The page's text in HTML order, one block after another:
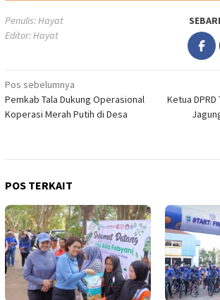
Penulis: Hayat
Editor: Hayat
Navigasi
pos
Pos sebelumnya
Pemkab Tala Dukung Operasional
Koperasi Merah Putih di Desa
Ketua DPRD
POS TERKAIT